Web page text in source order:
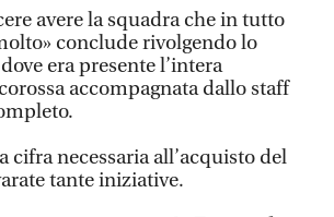
avere la squadra che in tutto
conclude rivolgendo lo
era presente l’intera
accompagnata dallo staff
cifra necessaria all’acquisto del
tante iniziative.